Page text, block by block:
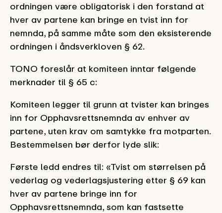
ordningen være obligatorisk i den forstand at
hver av partene kan bringe en tvist inn for
nemnda, på samme måte som den eksisterende
ordningen i åndsverkloven § 62.
TONO foreslår at komiteen inntar følgende
merknader til § 65 c:
Komiteen legger til grunn at tvister kan bringes
inn for Opphavsrettsnemnda av enhver av
partene, uten krav om samtykke fra motparten.
Bestemmelsen bør derfor lyde slik:
Første ledd endres til: «Tvist om størrelsen på
vederlag og vederlagsjustering etter § 69 kan
hver av partene bringe inn for
Opphavsrettsnemnda, som kan fastsette